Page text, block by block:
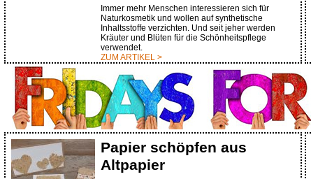
Immer mehr Menschen interessieren sich für
Naturkosmetik und wollen auf synthetische
Inhaltsstoffe verzichten. Und seit jeher werden
Kräuter und Blüten für die Schönheitspflege
verwendet.
ZUM ARTIKEL >
Papier schöpfen aus
Altpapier